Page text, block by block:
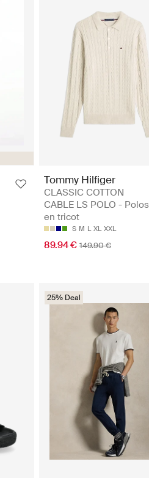
Tommy Hilfiger
CLASSIC COTTON
CABLE LS POLO - Polos
en tricot
S M L XL XXL
89.94 € 149.90 €
25% Deal